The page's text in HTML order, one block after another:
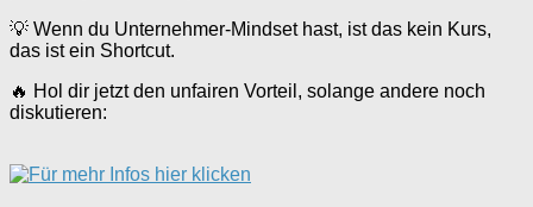
💡 Wenn du Unternehmer-Mindset hast, ist das kein Kurs,
das ist ein Shortcut.
🔥 Hol dir jetzt den unfairen Vorteil, solange andere noch
diskutieren: